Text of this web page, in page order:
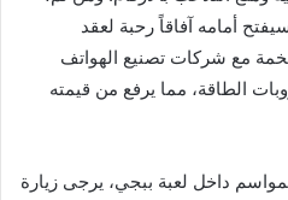
أمامه آفاقاً رحبة لعقد
مع شركات تصنيع الهواتف
الطاقة، مما يرفع من قيمته
داخل لعبة ببجي، يرجى زيارة